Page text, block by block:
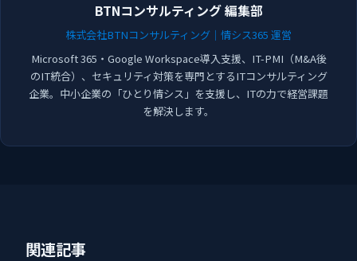
BTNコンサルティング 編集部
株式会社BTNコンサルティング｜情シス365 運営
Microsoft 365・Google Workspace導入支援、IT-PMI（M&A後
のIT統合）、セキュリティ対策を専門とするITコンサルティング
企業。中小企業の「ひとり情シス」を支援し、ITの力で経営課題
を解決します。
関連記事